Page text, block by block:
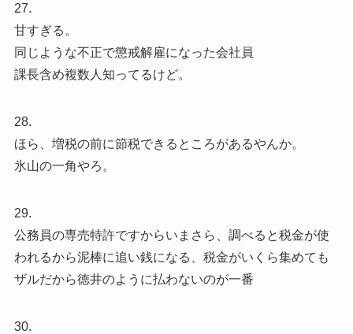
27.
甘すぎる。
同じような不正で懲戒解雇になった会社員
課長含め複数人知ってるけど。
28.
ほら、増税の前に節税できるところがあるやんか。
氷山の一角やろ。
29.
公務員の専売特許ですからいまさら、調べると税金が使
われるから泥棒に追い銭になる、税金がいくら集めても
ザルだから徳井のように払わないのが一番
30.